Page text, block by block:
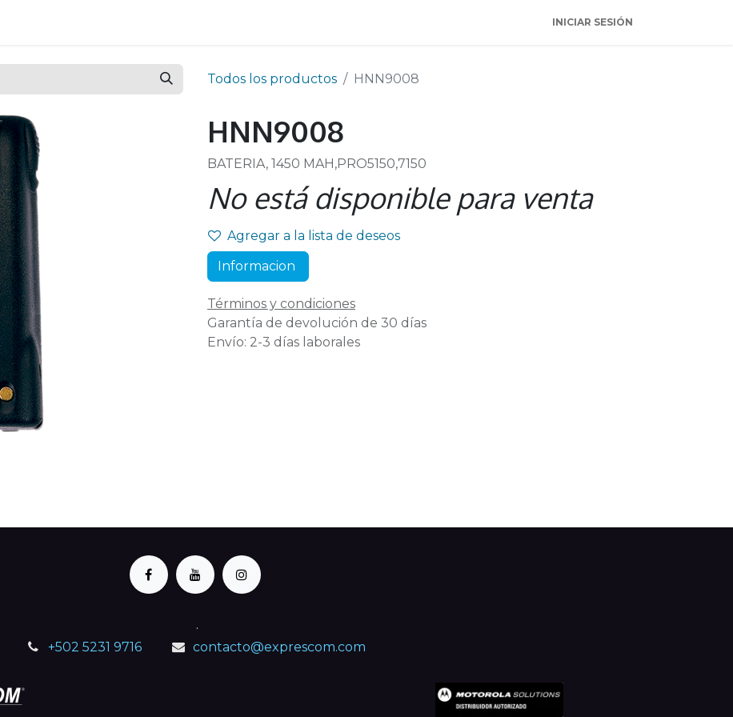
INICIAR SESIÓN
Todos los productos HNN9008
HNN9008
BATERIA, 1450 MAH,PRO5150,7150
No está disponible para venta
Agregar a la lista de deseos
Informacion
Términos y condiciones
Garantía de devolución de 30 días
Envío: 2-3 días laborales
.
+502 5231 9716
contacto@exprescom.com